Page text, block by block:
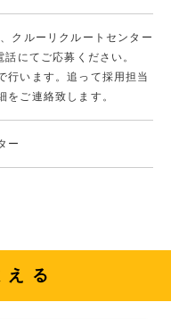
クルーリクルートセンター
にてご応募ください。
行います。追って採用担当
をご連絡致します。
ー
る